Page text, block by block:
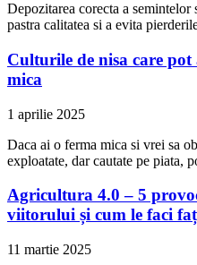
Depozitarea corecta a semintelor
pastra calitatea si a evita
Culturile de nisa care
mica
1 aprilie 2025
Daca ai o ferma mica si vrei sa
exploatate, dar cautate pe piata,
Agricultura 4.0 – 5
viitorului și cum le faci
11 martie 2025